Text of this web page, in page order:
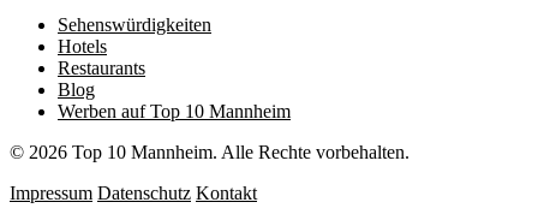
Sehenswürdigkeiten
Hotels
Restaurants
Blog
Werben auf Top 10 Mannheim
© 2026 Top 10 Mannheim. Alle Rechte vorbehalten.
Impressum Datenschutz Kontakt